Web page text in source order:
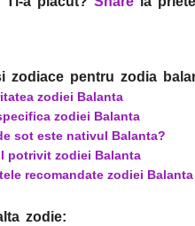
zodiace pentru zodia
zodiei Balanta
zodiei Balanta
sot este nativul Balanta?
potrivit zodiei Balanta
recomandate zodiei Balanta
zodie: